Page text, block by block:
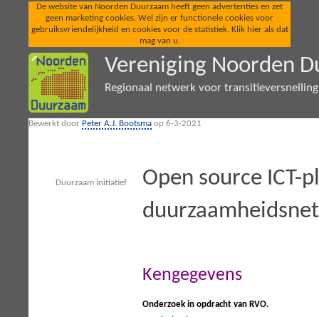
De website van Noorden Duurzaam heeft geen advertenties en zet
geen marketing cookies. Wel zijn er functionele cookies voor
gebruiksvriendelijkheid en cookies voor de statistiek. Klik hier als dat
mag van u.
Vereniging Noorden
Regionaal netwerk voor
Bewerkt door Peter A.J. Bootsma op 6-3-2021
Duurzaam initiatief
Open source ICT-
Kengegevens
Onderzoek in opdracht van RVO.